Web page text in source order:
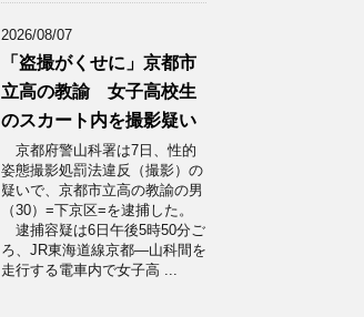
2026/08/07
「盗撮がくせに」京都市
立高の教諭 女子高校生
のスカート内を撮影疑い
京都府警山科署は7日、性的
姿態撮影処罰法違反（撮影）の
疑いで、京都市立高の教諭の男
（30）=下京区=を逮捕した。
逮捕容疑は6日午後5時50分ご
ろ、JR東海道線京都―山科間を
走行する電車内で女子高 ...